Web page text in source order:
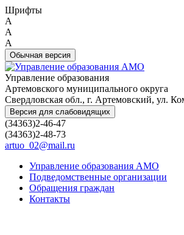
Шрифты
A
A
A
Обычная версия
Управление образования
Артемовского муниципального округа
Свердловская обл., г. Артемовский, ул.
Версия для слабовидящих
(34363)2-46-47
(34363)2-48-73
artuo_02@mail.ru
Управление образования АМО
Подведомственные организации
Обращения граждан
Контакты